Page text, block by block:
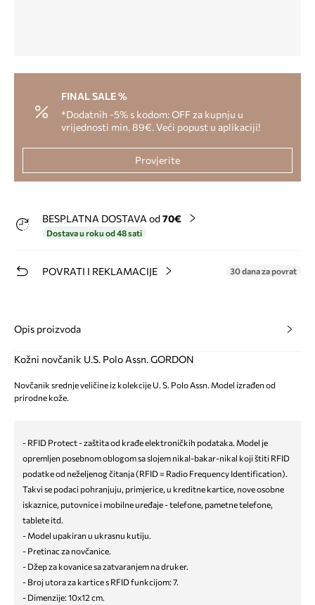
FINAL SALE %
*Dodatnih -5% s kodom: OFF za kupnju u
vrijednosti min. 89€. Veći popust u aplikaciji!
Provjerite
BESPLATNA DOSTAVA od 70€
Dostava u roku od 48 sati
POVRATI I REKLAMACIJE 30 dana za povrat
Opis proizvoda
Kožni novčanik U.S. Polo Assn. GORDON
Novčanik srednje veličine iz kolekcije U. S. Polo Assn. Model izrađen od
prirodne kože.
- RFID Protect - zaštita od krađe elektroničkih podataka. Model je
opremljen posebnom oblogom sa slojem nikal-bakar-nikal koji štiti RFID
podatke od neželjenog čitanja (RFID = Radio Frequency Identification).
Takvi se podaci pohranjuju, primjerice, u kreditne kartice, nove osobne
iskaznice, putovnice i mobilne uređaje - telefone, pametne telefone,
tablete itd.
- Model upakiran u ukrasnu kutiju.
- Pretinac za novčanice.
- Džep za kovanice sa zatvaranjem na druker.
- Broj utora za kartice s RFID funkcijom: 7.
- Dimenzije: 10x12 cm.